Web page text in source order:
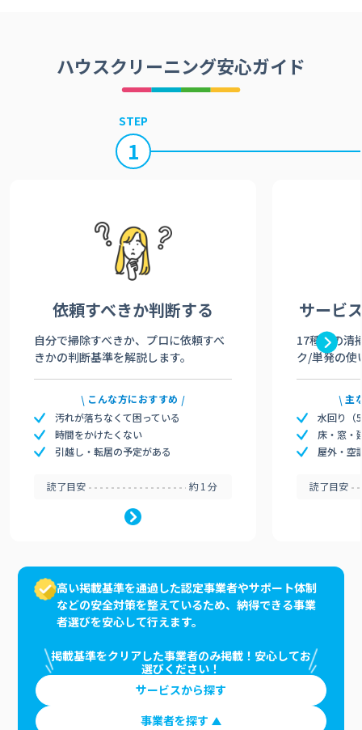
ハウスクリーニング安心ガイド
STEP
1
依頼すべきか判断する
自分で掃除すべきか、プロに依頼すべ
きかの判断基準を解説します。
こんな方におすすめ
汚れが落ちなくて困っている
時間をかけたくない
引越し・転居の予定がある
読了目安 約1分
サービ
17種類の清
ク/単発の使
主
水回り（
床・窓・
屋外・空
読了目安
高い掲載基準を通過した認定事業者やサポート体制
などの安全対策を整えているため、納得できる事業
者選びを安心して行えます。
掲載基準をクリアした事業者のみ掲載！安心してお
選びください！
サービスから探す
事業者を探す